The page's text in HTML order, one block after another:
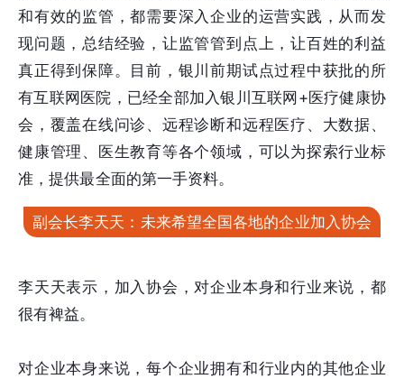
和有效的监管，都需要深入企业的运营实践，从而发
现问题，总结经验，让监管管到点上，让百姓的利益
真正得到保障。目前，银川前期试点过程中获批的所
有互联网医院，已经全部加入银川互联网+医疗健康协
会，覆盖在线问诊、远程诊断和远程医疗、大数据、
健康管理、医生教育等各个领域，可以为探索行业标
准，提供最全面的第一手资料。
副会长李天天：未来希望全国各地的企业加入协会
李天天表示，加入协会，对企业本身和行业来说，都
很有裨益。
对企业本身来说，每个企业拥有和行业内的其他企业